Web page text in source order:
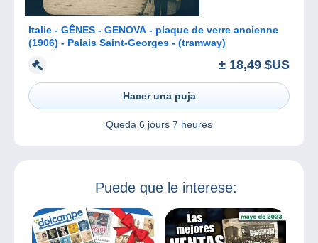
Italie - GÊNES - GENOVA - plaque de verre ancienne
(1906) - Palais Saint-Georges - (tramway)
± 18,49 $US
Hacer una puja
Queda 6 jours 7 heures
Puede que le interese: